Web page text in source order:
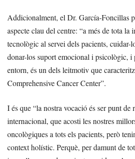
Addicionalment, el Dr. García-Foncillas
aspecte clau del centre: “a més de tota la
tecnològic al servei dels pacients, cuidar-
donar-los suport emocional i psicològic, i
entorn, és un dels leitmotiv que
Comprehensive Cancer Center”.
I és que “la nostra vocació és ser punt de
internacional, que acosti les nostres
oncològiques a tots els pacients, però
context holístic. Perquè, per damunt de